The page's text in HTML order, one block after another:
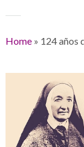
Home» 124 años